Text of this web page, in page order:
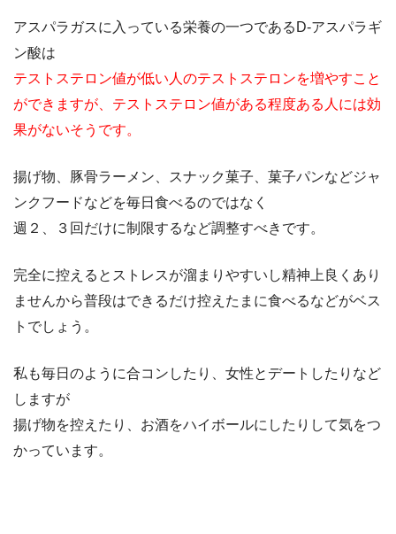
アスパラガスに入っている栄養の一つであるD-アスパラギ
ン酸は
テストステロン値が低い人のテストステロンを増やすこと
ができますが、テストステロン値がある程度ある人には効
果がないそうです。
揚げ物、豚骨ラーメン、スナック菓子、菓子パンなどジャ
ンクフードなどを毎日食べるのではなく
週２、３回だけに制限するなど調整すべきです。
完全に控えるとストレスが溜まりやすいし精神上良くあり
ませんから普段はできるだけ控えたまに食べるなどがベス
トでしょう。
私も毎日のように合コンしたり、女性とデートしたりなど
しますが
揚げ物を控えたり、お酒をハイボールにしたりして気をつ
かっています。